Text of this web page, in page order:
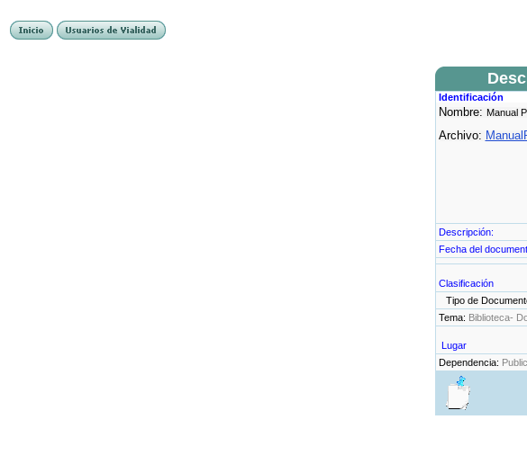
Identificación
Nombre: Manual
Archivo:
Descripción:
Fecha del
Clasificación
Tipo de
Tema: Biblioteca-
Lugar
Dependencia: